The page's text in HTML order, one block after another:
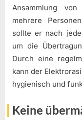
Ansammlung
mehrere
sollte er nach
um die
Durch eine
kann der
hygienisch und
Keine